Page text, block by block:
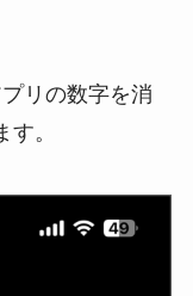
リの数字を消
。